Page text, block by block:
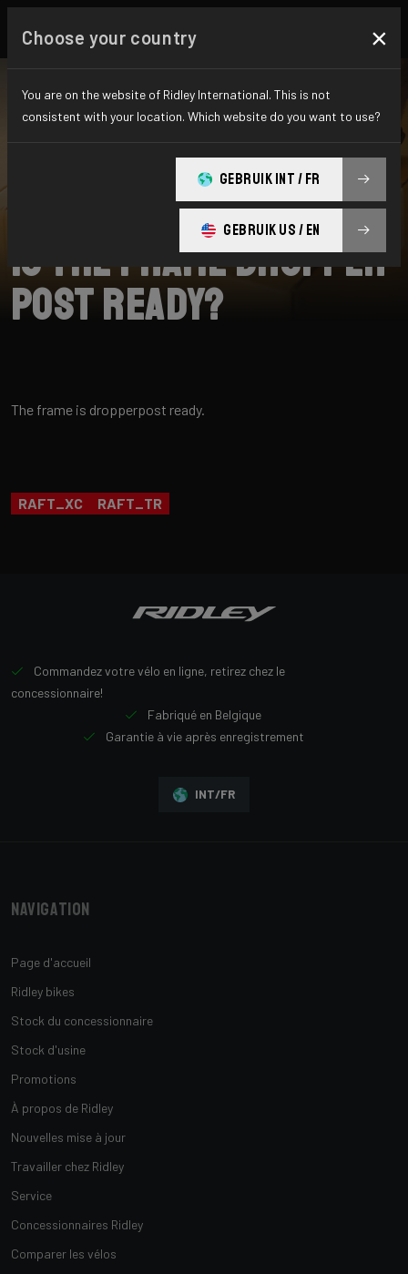
Is the frame dropper
post ready?
The frame is dropperpost ready.
RAFT_XC RAFT_TR
Commandez votre vélo en ligne, retirez chez le
concessionnaire!
Fabriqué en Belgique
Garantie à vie après enregistrement
INT/FR
Navigation
Page d'accueil
Ridley bikes
Stock du concessionnaire
Stock d'usine
Promotions
À propos de Ridley
Nouvelles mise à jour
Travailler chez Ridley
Service
Concessionnaires Ridley
Comparer les vélos
Choose your country ×
You are on the website of Ridley International. This is not
consistent with your location. Which website do you want to use?
GEBRUIK INT / FR
GEBRUIK US / EN